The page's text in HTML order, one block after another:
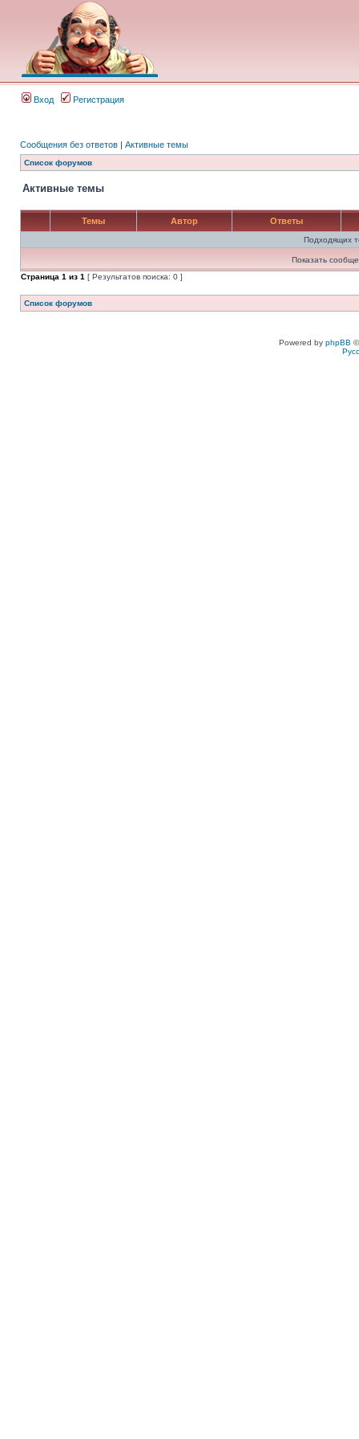
Вход Регистрация
Сообщения без ответов | Активные темы
Список форумов
Активные темы
Темы Автор Ответы
Подходящих
Показать
Страница 1 из 1 [ Результатов поиска: 0 ]
Список форумов
Powered by phpBB